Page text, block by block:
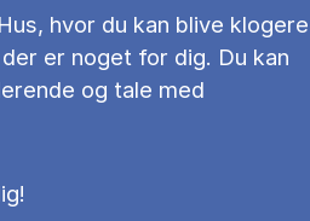
hvor du kan blive klogere
er noget for dig. Du kan
og tale med